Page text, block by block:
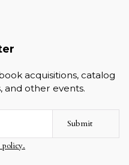
acquisitions, catalog
and other events.
Submit